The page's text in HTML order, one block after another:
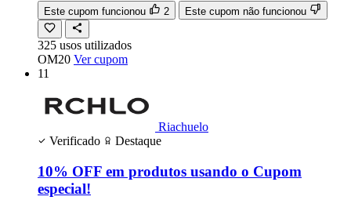
Este cupom funcionou 2 Este cupom não funcionou
325 usos utilizados
OM20 Ver cupom
11
Riachuelo
Verificado
Destaque
10% OFF em produtos usando o Cupom
especial!